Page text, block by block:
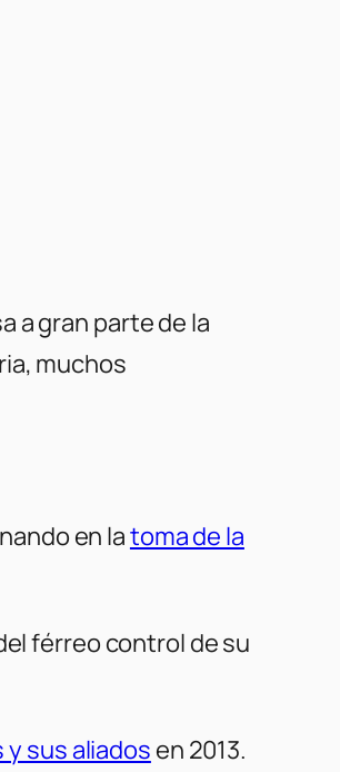
a gran parte de la
muchos
en latoma de la
férreo control de su
sus aliados en 2013.